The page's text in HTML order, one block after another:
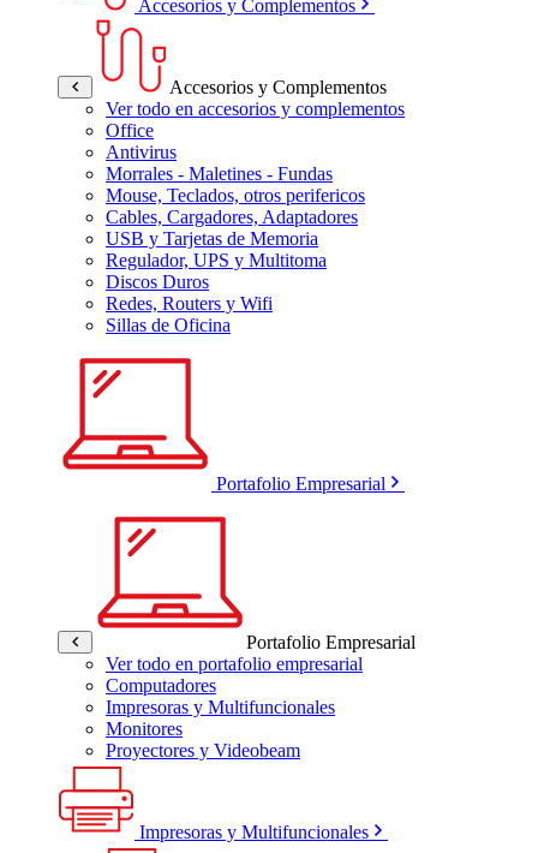
Accesorios y Complementos
Accesorios y Complementos
Ver todo en accesorios y complementos
Office
Antivirus
Morrales - Maletines - Fundas
Mouse, Teclados, otros perifericos
Cables, Cargadores, Adaptadores
USB y Tarjetas de Memoria
Regulador, UPS y Multitoma
Discos Duros
Redes, Routers y Wifi
Sillas de Oficina
Portafolio Empresarial
Portafolio Empresarial
Ver todo en portafolio empresarial
Computadores
Impresoras y Multifuncionales
Monitores
Proyectores y Videobeam
Impresoras y Multifuncionales